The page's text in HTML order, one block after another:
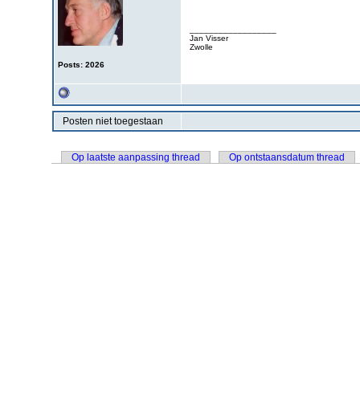
Posts: 2026
Jan Visser
Zwolle
Posten niet toegestaan
Op laatste aanpassing thread Op ontstaansdatum thread